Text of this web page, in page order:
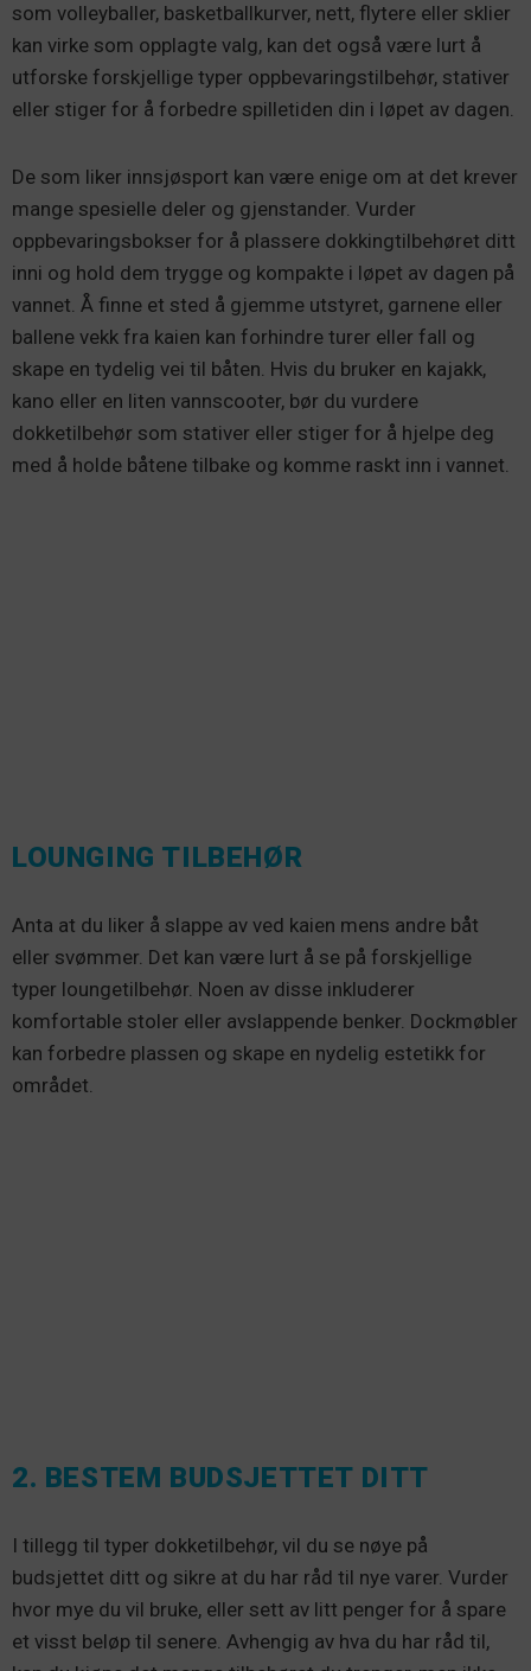
som volleyballer, basketballkurver, nett, flytere eller sklier
kan virke som opplagte valg, kan det også være lurt å
utforske forskjellige typer oppbevaringstilbehør, stativer
eller stiger for å forbedre spilletiden din i løpet av dagen.
De som liker innsjøsport kan være enige om at det krever
mange spesielle deler og gjenstander. Vurder
oppbevaringsbokser for å plassere dokkingtilbehøret ditt
inni og hold dem trygge og kompakte i løpet av dagen på
vannet. Å finne et sted å gjemme utstyret, garnene eller
ballene vekk fra kaien kan forhindre turer eller fall og
skape en tydelig vei til båten. Hvis du bruker en kajakk,
kano eller en liten vannscooter, bør du vurdere
dokketilbehør som stativer eller stiger for å hjelpe deg
med å holde båtene tilbake og komme raskt inn i vannet.
LOUNGING TILBEHØR
Anta at du liker å slappe av ved kaien mens andre båt
eller svømmer. Det kan være lurt å se på forskjellige
typer loungetilbehør. Noen av disse inkluderer
komfortable stoler eller avslappende benker. Dockmøbler
kan forbedre plassen og skape en nydelig estetikk for
området.
2. BESTEM BUDSJETTET DITT
I tillegg til typer dokketilbehør, vil du se nøye på
budsjettet ditt og sikre at du har råd til nye varer. Vurder
hvor mye du vil bruke, eller sett av litt penger for å spare
et visst beløp til senere. Avhengig av hva du har råd til,